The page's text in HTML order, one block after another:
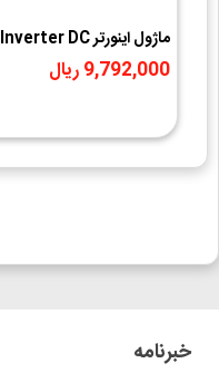
ماژول اینورتر Inverter DC
To AC 150W
9,792,000 ریال
خبرنامه